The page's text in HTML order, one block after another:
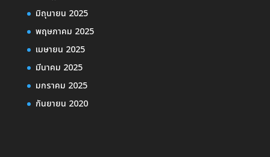
มิถุนายน 2025
พฤษภาคม 2025
เมษายน 2025
มีนาคม 2025
มกราคม 2025
กันยายน 2020